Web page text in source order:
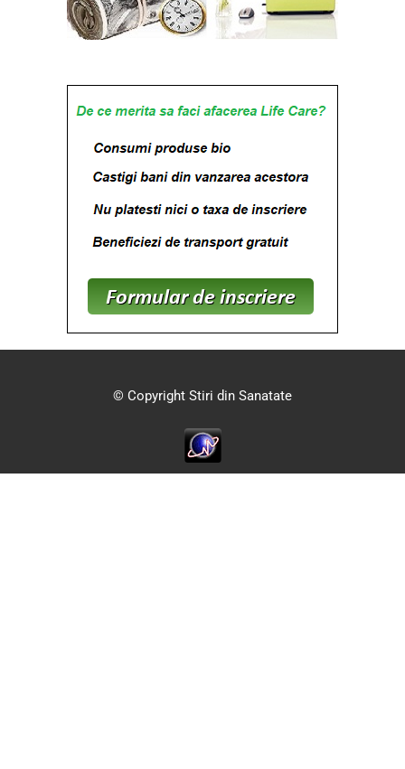
© Copyright Stiri din Sanatate